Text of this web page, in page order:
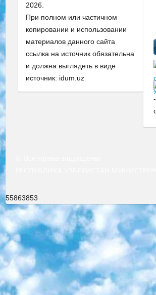
2026.
При полном или частичном
копировании и использовании
материалов данного сайта
ссылка на источник обязательна
и должна выглядеть в виде
источник: idum.uz
55863853